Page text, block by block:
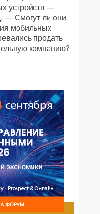
устройств —
— Смогут ли они
мобильных
продать
компанию?